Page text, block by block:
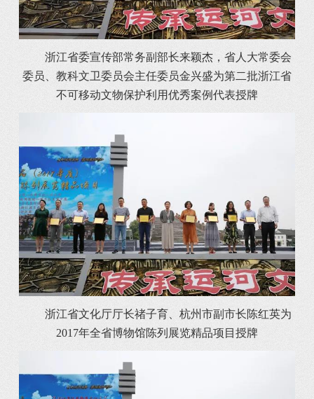
浙江省委宣传部常务副部长来颖杰，省人大常委会
委员、教科文卫委员会主任委员金兴盛为第二批浙江省
不可移动文物保护利用优秀案例代表授牌
浙江省文化厅厅长禇子育、杭州市副市长陈红英为
2017年全省博物馆陈列展览精品项目授牌